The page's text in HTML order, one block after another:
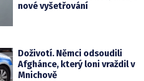
nové vyšetřování
Doživotí. Němci odsoudili
Afghánce, který loni vraždil v
Mnichově